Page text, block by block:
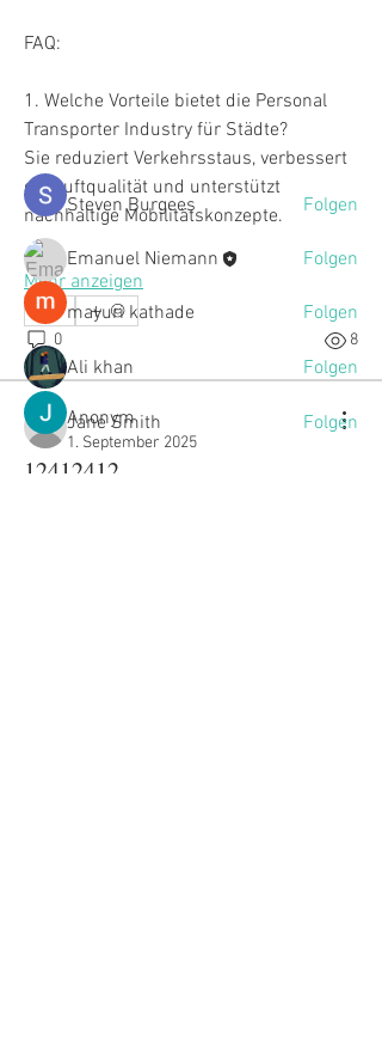
FAQ:
1. Welche Vorteile bietet die Personal
Transporter Industry für Städte?
Sie reduziert Verkehrsstaus, verbessert
die Luftqualität und unterstützt
nachhaltige Mobilitätskonzepte.
Mehr anzeigen
0
0 8
Anonym
1. September 2025
12412412
Willkommen in der Gruppe! Hier können
sich Mitglieder austau
Mitglieder
Steven Burgees Folgen
Emanuel Niemann Folgen
mayuri kathade Folgen
Ali khan Folgen
Jane Smith
Folgen
Alle Mitglieder anzeigen (5)